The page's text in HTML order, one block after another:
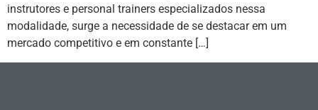
instrutores e personal trainers especializados nessa
modalidade, surge a necessidade de se destacar em um
mercado competitivo e em constante […]